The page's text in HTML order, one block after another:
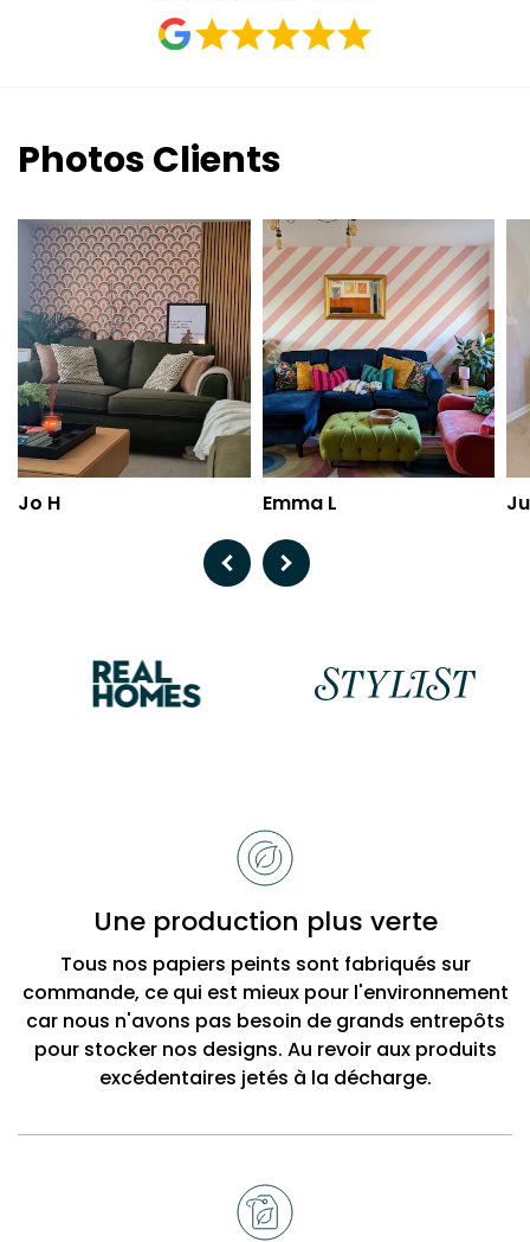
Photos Clients
Jo H Emma L
Previous
Next
BobbiUne production plus verte
Tous nos papiers peints sont fabriqués sur
commande, ce qui est mieux pour l'environnement
car nous n'avons pas besoin de grands entrepôts
pour stocker nos designs. Au revoir aux produits
excédentaires jetés à la décharge.